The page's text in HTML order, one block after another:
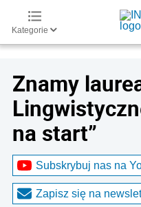
Kategorie
Znamy
na start”
Subskrybuj nas na
Zapisz się na